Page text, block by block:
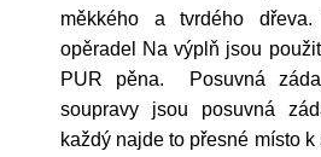
měkkého a tvrdého
opěradel Na výplň jsou
PUR pěna. Posuvná
soupravy jsou posuvná
každý najde to přesné místo